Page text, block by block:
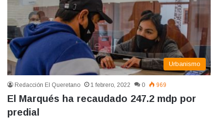
Urbanismo
Redacción El Queretano 1 febrero, 2022 0 969
El Marqués ha recaudado 247.2 mdp por
predial